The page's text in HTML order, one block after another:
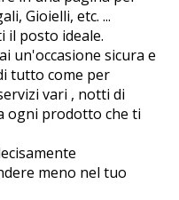
Gioielli, etc. ...
il posto ideale.
un'occasione sicura e
tutto come per
vari , notti di
ogni prodotto che ti
meno nel tuo